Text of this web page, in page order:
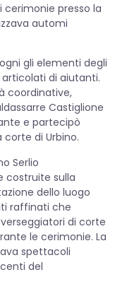
presso la
automi
gli elementi degli
di aiutanti.
coordinative,
Castiglione
e partecipò
corte di Urbino.
Serlio
costruite sulla
dello luogo
raffinati che
di corte
le cerimonie. La
spettacoli
del